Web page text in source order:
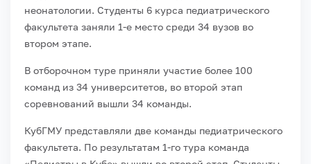
неонатологии. Студенты 6 курса педиатрического
факультета заняли 1-е место среди 34 вузов во
втором этапе.
В отборочном туре приняли участие более 100
команд из 34 университетов, во второй этап
соревнований вышли 34 команды.
КубГМУ представляли две команды педиатрического
факультета. По результатам 1-го тура команда